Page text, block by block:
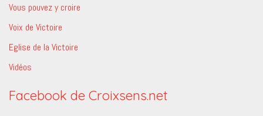
Vous pouvez y croire
Voix de Victoire
Eglise de la Victoire
Vidéos
Facebook de Croixsens.net